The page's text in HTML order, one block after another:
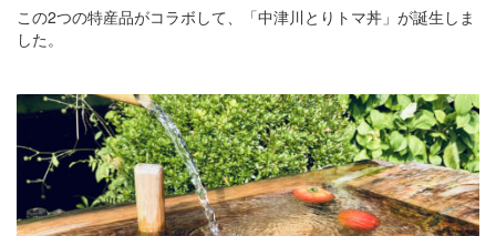
この2つの特産品がコラボして、「中津川とりトマ丼」が誕生しま
した。